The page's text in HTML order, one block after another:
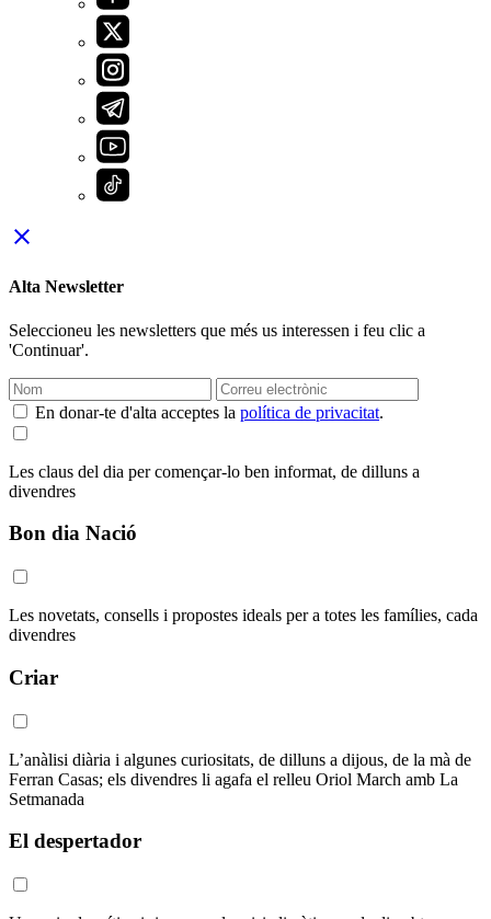
close
Alta Newsletter
Seleccioneu les newsletters que més us interessen i feu clic a
'Continuar'.
En donar-te d'alta acceptes la política de privacitat.
Les claus del dia per començar-lo ben informat, de dilluns a
divendres
Bon dia Nació
Les novetats, consells i propostes ideals per a totes les famílies, cada
divendres
Criar
L’anàlisi diària i algunes curiositats, de dilluns a dijous, de la mà de
Ferran Casas; els divendres li agafa el relleu Oriol March amb La
Setmanada
El despertador